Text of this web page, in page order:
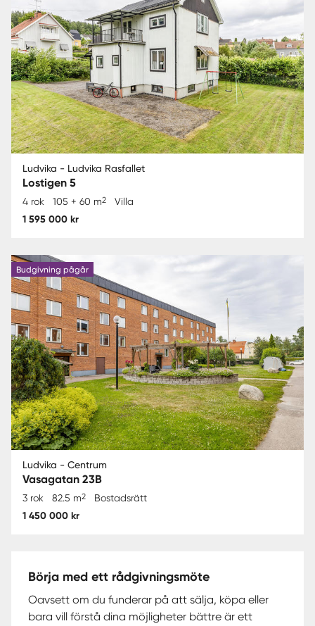
Ludvika - Ludvika Rasfallet
Lostigen 5
4 rok 105 + 60 m2 Villa
1 595 000 kr
Budgivning pågår
Ludvika - Centrum
Vasagatan 23B
3 rok 82.5 m2 Bostadsrätt
1 450 000 kr
Börja med ett rådgivningsmöte
Oavsett om du funderar på att sälja, köpa eller
bara vill förstå dina möjligheter bättre är ett